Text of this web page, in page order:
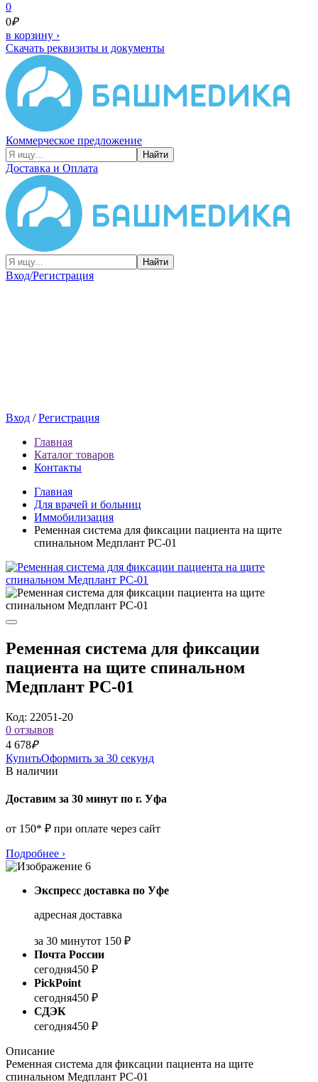
0
0₽
в корзину ›
Скачать реквизиты и документы
Коммерческое предложение
Найти
Доставка и Оплата
Найти
Вход/Регистрация
Вход /Регистрация
Главная
Каталог товаров
Контакты
Главная
Для врачей и больниц
Иммобилизация
Ременная система для фиксации пациента на щите
спинальном Медплант РС-01
Ременная система для фиксации
пациента на щите спинальном
Медплант РС-01
Код: 22051-20
0 отзывов
4 678₽
КупитьОформить за 30 секунд
В наличии
Доставим за 30 минут по г. Уфа
от 150* ₽ при оплате через сайт
Подробнее ›
Экспресс доставка по Уфе
адресная доставка
за 30 минутот 150 ₽
Почта России
сегодня450 ₽
PickPoint
сегодня450 ₽
СДЭК
сегодня450 ₽
Описание
Ременная система для фиксации пациента на щите
спинальном Медплант РС-01